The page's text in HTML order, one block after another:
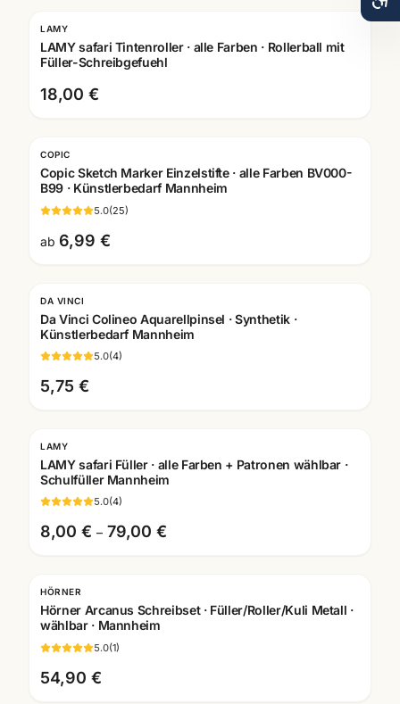
Gravur
LAMY
LAMY safari Tintenroller · alle Farben · Rollerball mit
Füller-Schreibgefuehl
18,00 €
COPIC
Copic Sketch Marker Einzelstifte · alle Farben BV000-
B99 · Künstlerbedarf Mannheim
5.0(25)
ab 6,99 €
DA VINCI
Da Vinci Colineo Aquarellpinsel · Synthetik ·
Künstlerbedarf Mannheim
5.0(4)
5,75 €
Gravur
LAMY
LAMY safari Füller · alle Farben + Patronen wählbar ·
Schulfüller Mannheim
5.0(4)
8,00 € – 79,00 €
Gravur
HÖRNER
Hörner Arcanus Schreibset · Füller/Roller/Kuli Metall ·
wählbar · Mannheim
5.0(1)
54,90 €